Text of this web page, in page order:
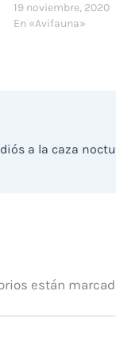
19 noviembre, 2020
En «Avifauna»
están